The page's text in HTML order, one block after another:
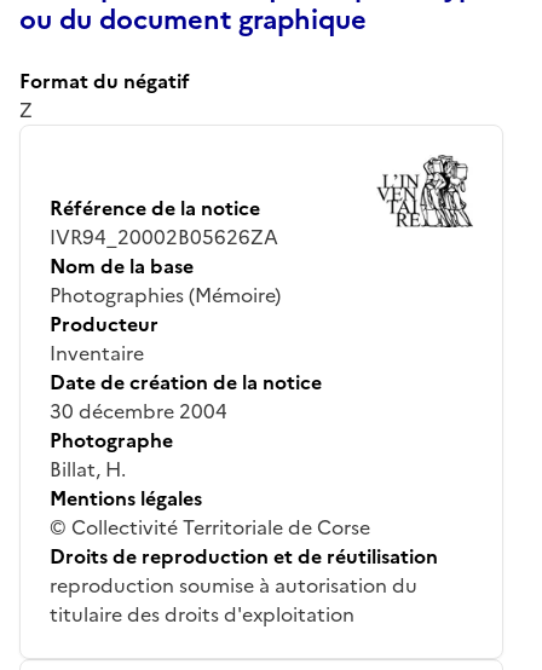
ou du document graphique
Format du négatif
Z
Référence de la notice
IVR94_20002B05626ZA
Nom de la base
Photographies (Mémoire)
Producteur
Inventaire
Date de création de la notice
30 décembre 2004
Photographe
Billat, H.
Mentions légales
© Collectivité Territoriale de Corse
Droits de reproduction et de réutilisation
reproduction soumise à autorisation du
titulaire des droits d'exploitation